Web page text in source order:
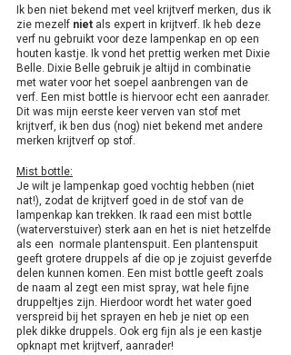
Ik ben niet bekend met veel krijtverf merken, dus ik
zie mezelf niet als expert in krijtverf. Ik heb deze
verf nu gebruikt voor deze lampenkap en op een
houten kastje. Ik vond het prettig werken met Dixie
Belle. Dixie Belle gebruik je altijd in combinatie
met water voor het soepel aanbrengen van de
verf. Een mist bottle is hiervoor echt een aanrader.
Dit was mijn eerste keer verven van stof met
krijtverf, ik ben dus (nog) niet bekend met andere
merken krijtverf op stof.
Mist bottle:
Je wilt je lampenkap goed vochtig hebben (niet
nat!), zodat de krijtverf goed in de stof van de
lampenkap kan trekken. Ik raad een mist bottle
(waterverstuiver) sterk aan en het is niet hetzelfde
als een  normale plantenspuit. Een plantenspuit
geeft grotere druppels af die op je zojuist geverfde
delen kunnen komen. Een mist bottle geeft zoals
de naam al zegt een mist spray, wat hele fijne
druppeltjes zijn. Hierdoor wordt het water goed
verspreid bij het sprayen en heb je niet op een
plek dikke druppels. Ook erg fijn als je een kastje
opknapt met krijtverf, aanrader!